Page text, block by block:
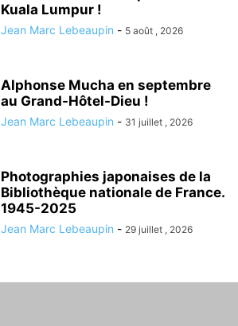
Kuala Lumpur !
Jean Marc Lebeaupin - 5 août , 2026
Alphonse Mucha en septembre
au Grand-Hôtel-Dieu !
Jean Marc Lebeaupin - 31 juillet , 2026
Photographies japonaises de la
Bibliothèque nationale de France.
1945-2025
Jean Marc Lebeaupin - 29 juillet , 2026